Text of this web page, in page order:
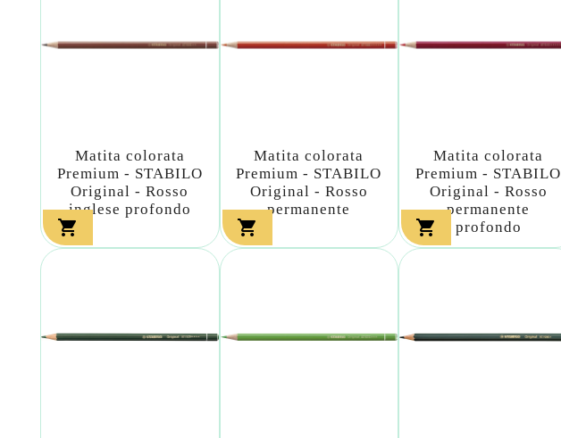
Matita colorata
Premium - STABILO
Original - Rosso
inglese profondo

Matita colorata
Premium - STABILO
Original - Rosso
permanente

Matita colorata
Premium - STABILO
Original - Rosso
permanente
profondo
